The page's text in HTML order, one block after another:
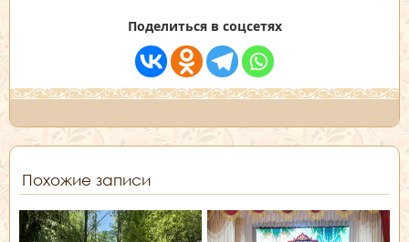
Поделиться в соцсетях
Похожие записи